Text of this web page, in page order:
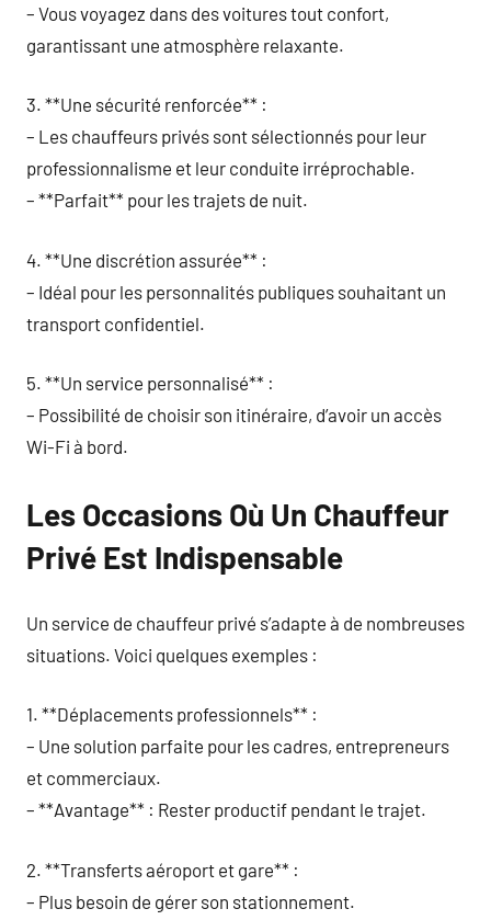
– Vous voyagez dans des voitures tout confort,
garantissant une atmosphère relaxante.
3. **Une sécurité renforcée** :
– Les chauffeurs privés sont sélectionnés pour leur
professionnalisme et leur conduite irréprochable.
– **Parfait** pour les trajets de nuit.
4. **Une discrétion assurée** :
– Idéal pour les personnalités publiques souhaitant un
transport confidentiel.
5. **Un service personnalisé** :
– Possibilité de choisir son itinéraire, d’avoir un accès
Wi-Fi à bord.
Les Occasions Où Un Chauffeur
Privé Est Indispensable
Un service de chauffeur privé s’adapte à de nombreuses
situations. Voici quelques exemples :
1. **Déplacements professionnels** :
– Une solution parfaite pour les cadres, entrepreneurs
et commerciaux.
– **Avantage** : Rester productif pendant le trajet.
2. **Transferts aéroport et gare** :
– Plus besoin de gérer son stationnement.